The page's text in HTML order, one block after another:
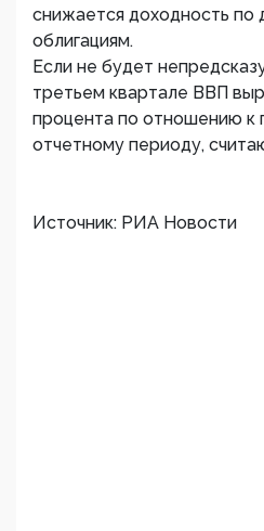
снижается доходность по
облигациям.
Если не будет
третьем квартале ВВП
процента по отношению
отчетному периоду,
Источник: РИА Новости